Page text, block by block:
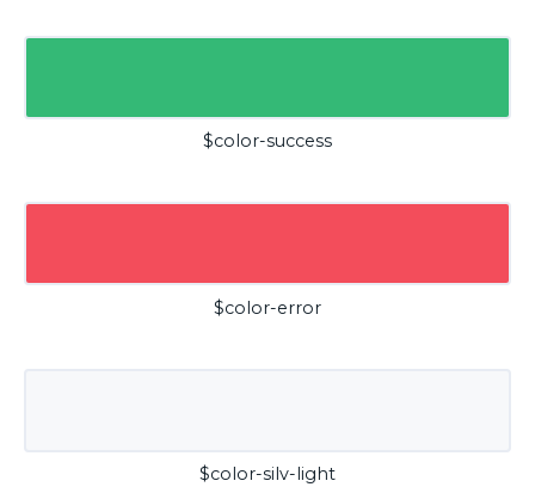
$color-success
$color-error
$color-silv-light